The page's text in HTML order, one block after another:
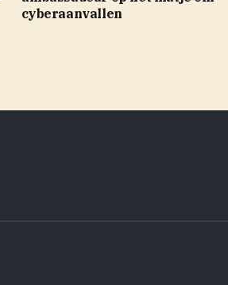
cyberaanvallen